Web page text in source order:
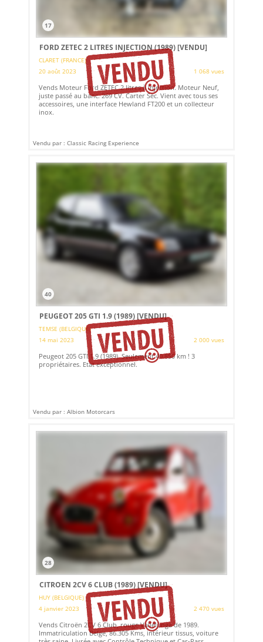
17
FORD ZETEC 2 LITRES INJECTION (1989)[VENDU]
CLARET (FRANCE)
20 août 2023
1 068 vues
Vends Moteur Ford ZETEC 2 litres à Injection. Moteur Neuf,
juste passé au banc. 269 CV. Carter Sec. Vient avec tous ses
accessoires, une interface Hewland FT200 et un collecteur
inox.
Vendu par : Classic Racing Experience
40
PEUGEOT 205 GTI 1.9 (1989)[VENDU]
TEMSE (BELGIQUE)
14 mai 2023
2 000 vues
Peugeot 205 GTI 1.9 (1989). Seulement 40.850 km ! 3
propriétaires. Etat exceptionnel.
Vendu par : Albion Motorcars
28
CITROEN 2CV 6 CLUB (1989)[VENDU]
HUY (BELGIQUE)
4 janvier 2023
2 470 vues
Vends Citroën 2CV 6 Club, rouge Vallelunga de 1989.
Immatriculation Belge, 86.305 Kms, intérieur tissus, voiture